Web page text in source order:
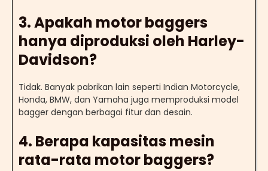
3. Apakah motor baggers
hanya diproduksi oleh Harley-
Davidson?
Tidak. Banyak pabrikan lain seperti Indian Motorcycle,
Honda, BMW, dan Yamaha juga memproduksi model
bagger dengan berbagai fitur dan desain.
4. Berapa kapasitas mesin
rata-rata motor baggers?